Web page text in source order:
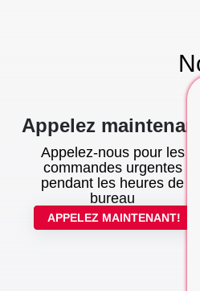
Appelez maintenant
Appelez-nous pour les
commandes urgentes
pendant les heures de
bureau
APPELEZ MAINTENANT!